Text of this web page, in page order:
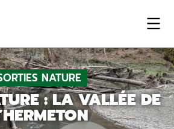
NATURE
: LA VALLÉE DE